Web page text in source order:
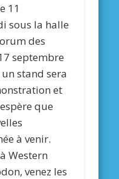
11
sous la halle
des
septembre
stand sera
et
que
à venir.
Western
venez les